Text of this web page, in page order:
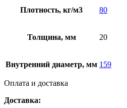
Плотность, кг/м3 80
Толщина, мм 20
Внутренний диаметр, мм 159
Оплата и доставка
Доставка: